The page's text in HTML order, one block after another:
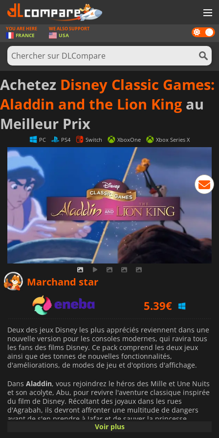
JEUX
CARTES PRÉPAYÉES
LOGICIELS
CONCOURS
MATÉRIEL
NEWS
SE CONNECTER OU S'INSCRIRE
Dark
mode
YOU ARE HERE
FRANCE
WE ALSO SUPPORT
USA
Achetez Disney Classic Games:
Aladdin and the Lion King au
Meilleur Prix
PC PS4 Switch XboxOne Xbox Series X
Marchand star
5.39€
5.59€
Deux des jeux Disney les plus appréciés reviennent dans une
nouvelle version pour les consoles modernes, qui ravira tous
les fans des films Disney. Ce pack comprend les deux jeux
ainsi que des tonnes de nouvelles fonctionnalités,
d'améliorations, de modes de jeu et d'options d'affichage.
Dans Aladdin, vous rejoindrez le héros des Mille et Une Nuits
et son acolyte, Abu, pour revivre l'aventure classique inspirée
du film de Disney. Récoltant des joyaux dans les rues
d'Agrabah, ils devront affronter une multitude de dangers
avant de s'en prendre à Jafar et de sauver la princesse
Voir plus